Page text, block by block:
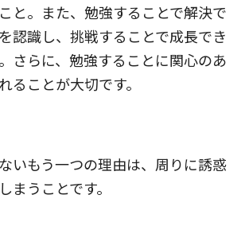
と。また、勉強することで解決で
認識し、挑戦することで成長でき
さらに、勉強することに関心のあ
ることが大切です。
いもう一つの理由は、周りに誘惑
まうことです。